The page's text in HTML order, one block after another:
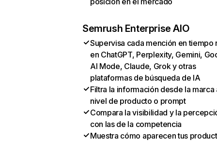
Semrush Enterprise AIO
Supervisa cada mención en tiempo
en ChatGPT, Perplexity, Gemini,
AI Mode, Claude, Grok y otras
plataformas de búsqueda de IA
Filtra la información desde la marca
nivel de producto o prompt
Compara la visibilidad y la
con las de la competencia
Muestra cómo aparecen tus